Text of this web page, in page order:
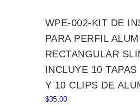
WPE-002-KIT DE
PARA PERFIL
RECTANGULAR
INCLUYE 10
Y 10 CLIPS DE
$35.00